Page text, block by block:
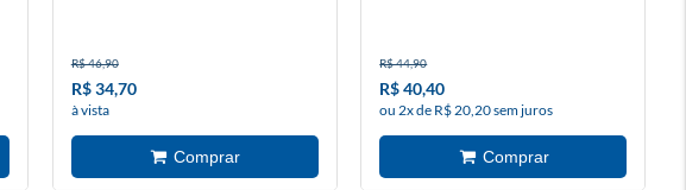
R$ 46,90
R$ 34,70
à vista
R$ 44,90
R$ 40,40
ou 2x de R$ 20,20 sem juros